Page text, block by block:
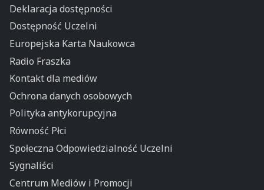
Deklaracja dostępności
Dostępność Uczelni
Europejska Karta Naukowca
Radio Fraszka
Kontakt dla mediów
Ochrona danych osobowych
Polityka antykorupcyjna
Równość Płci
Społeczna Odpowiedzialność Uczelni
Sygnaliści
Centrum Mediów i Promocji